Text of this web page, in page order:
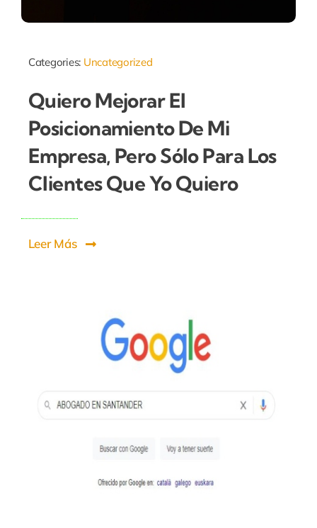
Categories: Uncategorized
Quiero Mejorar El
Posicionamiento De Mi
Empresa, Pero Sólo Para Los
Clientes Que Yo Quiero
Leer Más